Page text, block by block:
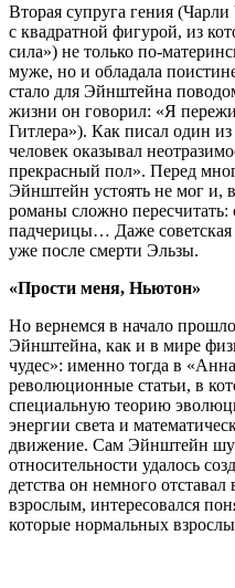
Вторая супруга гения
с квадратной фигурой, из
сила») не только по-
муже, но и обладала
стало для Эйнштейна
жизни он говорил: «Я
Гитлера»). Как писал один
человек оказывал
прекрасный пол». Перед
Эйнштейн устоять не мог и,
романы сложно пересчитать:
падчерицы… Даже
уже после смерти Эльзы.
«Прости меня, Ньютон»
Но вернемся в начало
Эйнштейна, как и в мире
чудес»: именно тогда в
революционные статьи, в
специальную теорию
энергии света и
движение. Сам Эйнштейн
относительности удалось
детства он немного
взрослым, интересовался
которые нормальных